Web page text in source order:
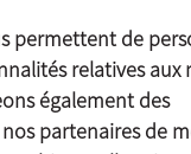
permettent de
relatives aux
également des
partenaires de